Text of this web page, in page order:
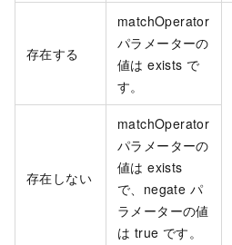
存在する
matchOperator
パラメーターの
値は exists で
す。
存在しない
matchOperator
パラメーターの
値は exists
で、negate パ
ラメーターの値
は true です。